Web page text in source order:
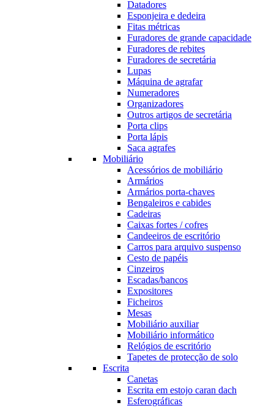
Datadores
Esponjeira e dedeira
Fitas métricas
Furadores de grande capacidade
Furadores de rebites
Furadores de secretária
Lupas
Máquina de agrafar
Numeradores
Organizadores
Outros artigos de secretária
Porta clips
Porta lápis
Saca agrafes
Mobiliário
Acessórios de mobiliário
Armários
Armários porta-chaves
Bengaleiros e cabides
Cadeiras
Caixas fortes / cofres
Candeeiros de escritório
Carros para arquivo suspenso
Cesto de papéis
Cinzeiros
Escadas/bancos
Expositores
Ficheiros
Mesas
Mobiliário auxiliar
Mobiliário informático
Relógios de escritório
Tapetes de protecção de solo
Escrita
Canetas
Escrita em estojo caran dach
Esferográficas